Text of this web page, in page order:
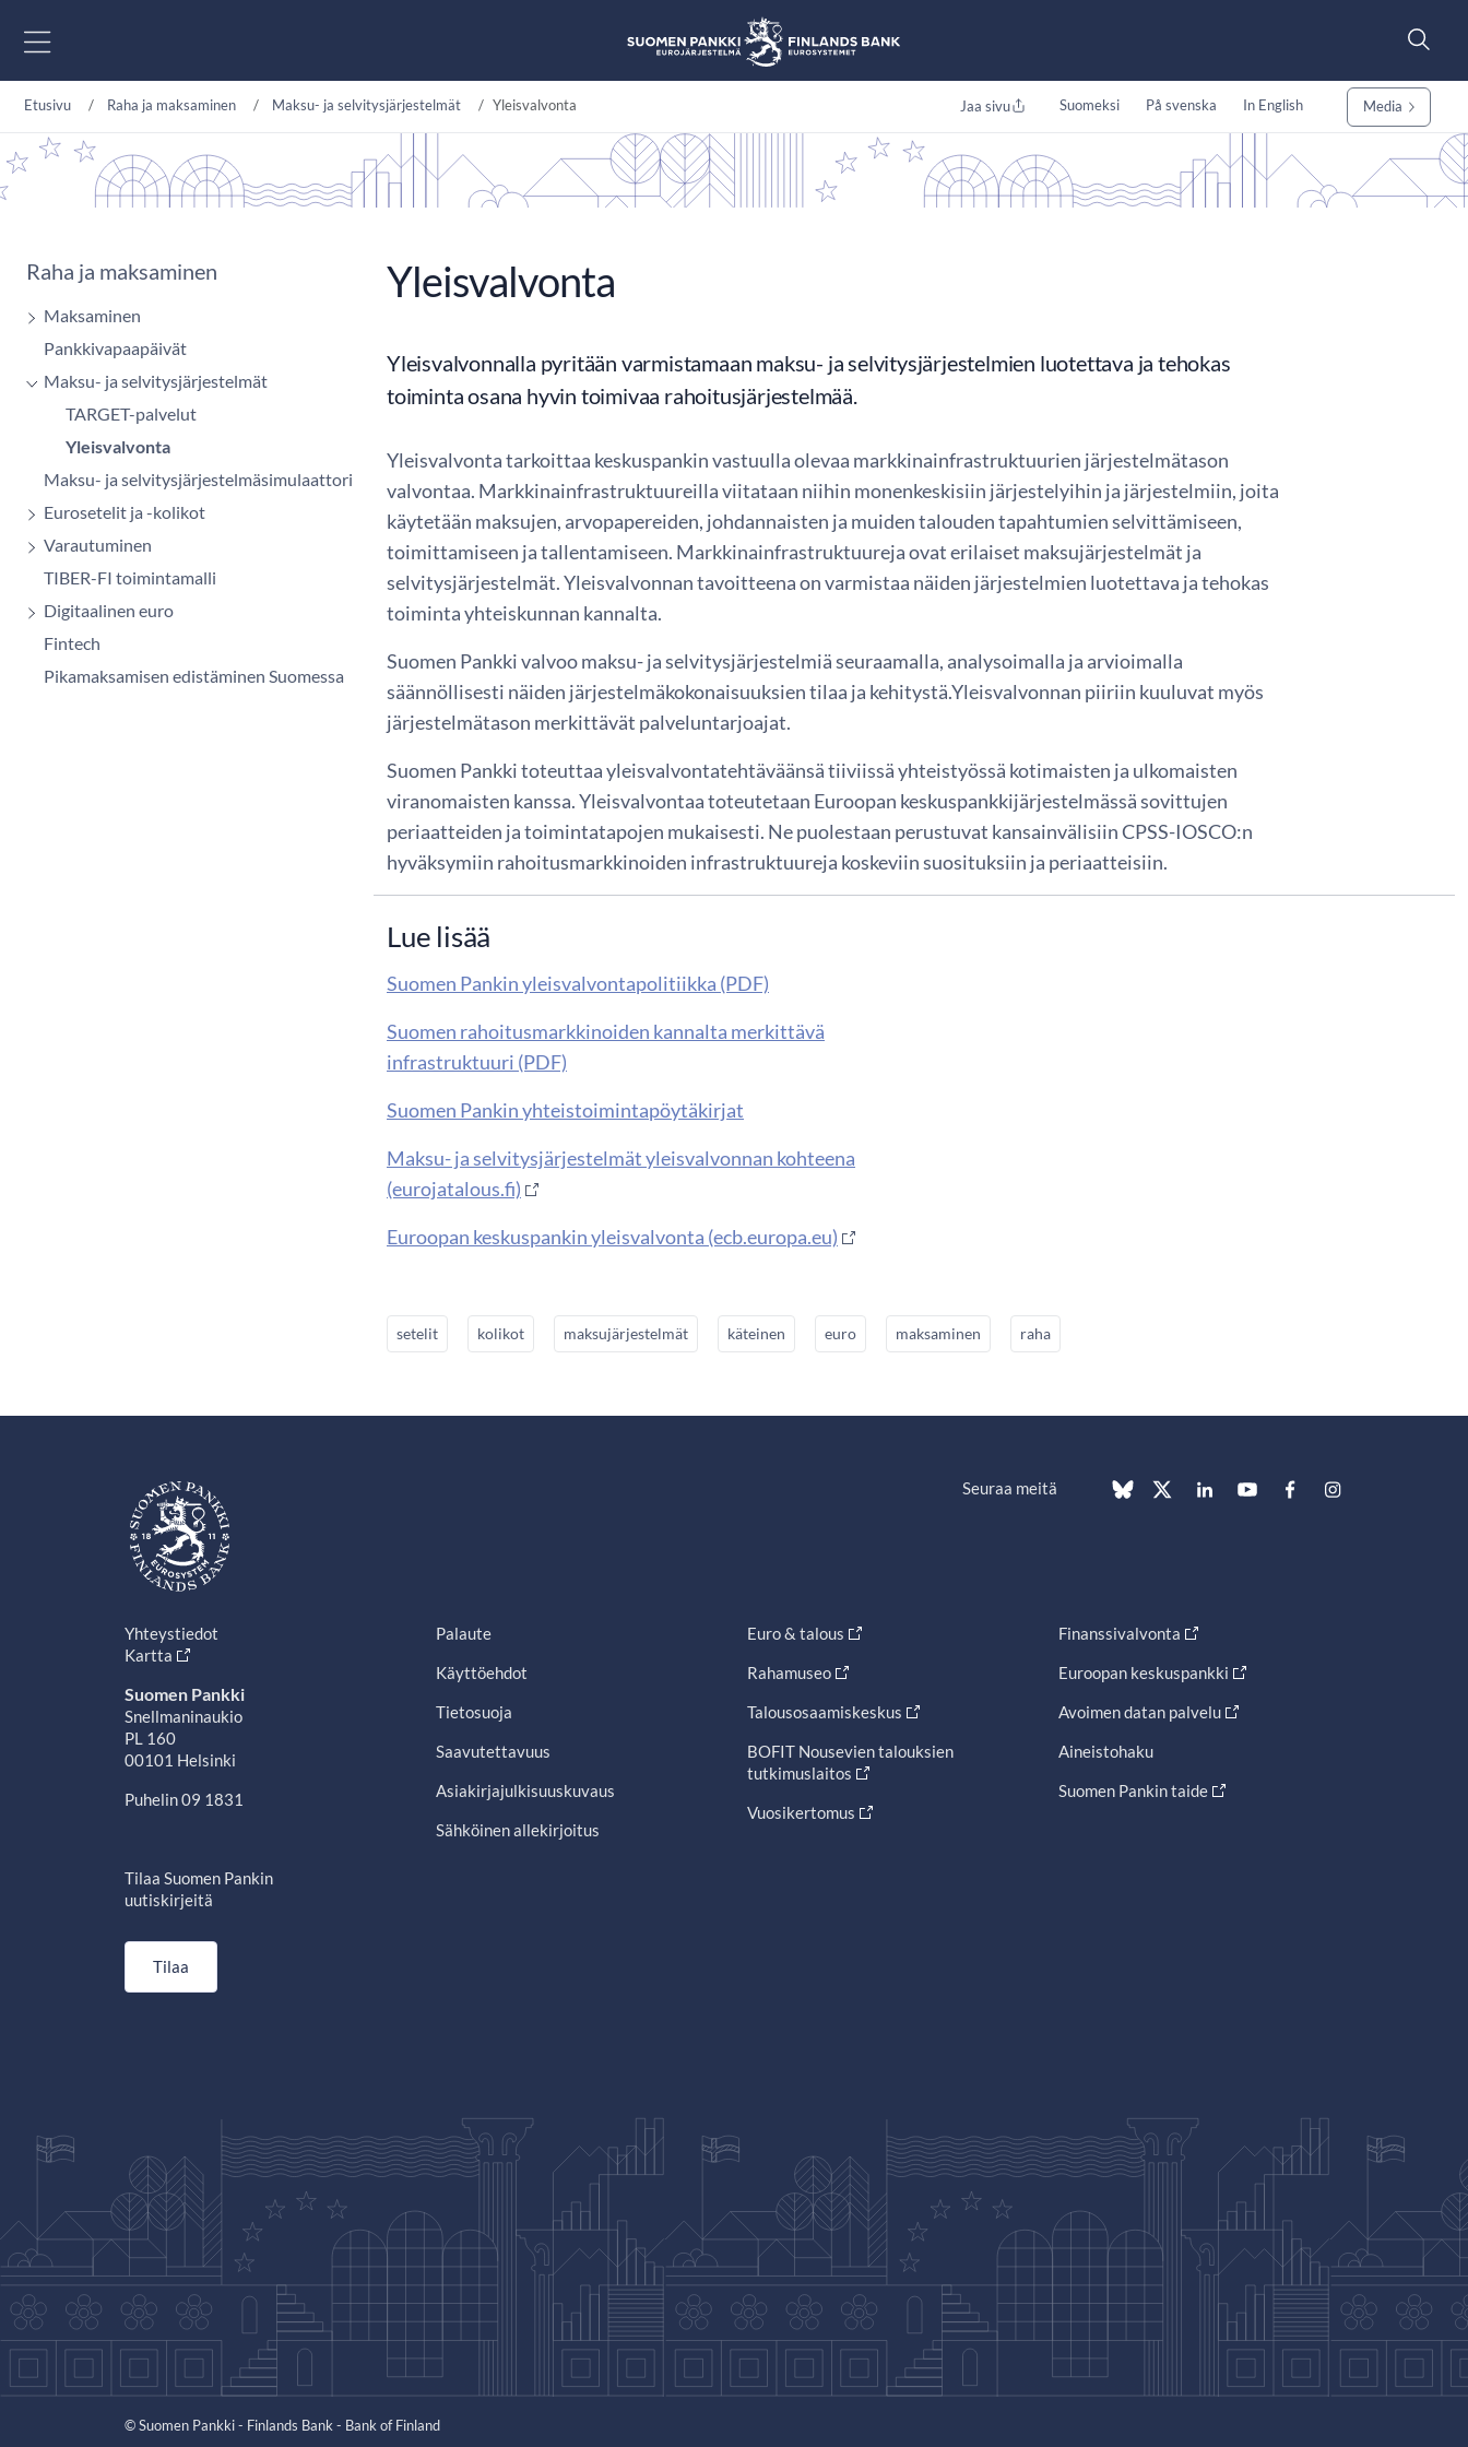
Etusivu Raha ja maksaminen Maksu- ja selvitysjärjestelmät Yleisvalvonta Jaa sivu Suomeksi På svenska In English Media
Raha ja maksaminen
Maksaminen
Pankkivapaapäivät
Maksu- ja selvitysjärjestelmät
TARGET-palvelut
Yleisvalvonta
Maksu- ja selvitysjärjestelmäsimulaattori
Eurosetelit ja -kolikot
Varautuminen
TIBER-FI toimintamalli
Digitaalinen euro
Fintech
Pikamaksamisen edistäminen Suomessa
Yleisvalvonta
Yleisvalvonnalla pyritään varmistamaan maksu- ja selvitysjärjestelmien luotettava ja tehokas
toiminta osana hyvin toimivaa rahoitusjärjestelmää.
Yleisvalvonta tarkoittaa keskuspankin vastuulla olevaa markkinainfrastruktuurien järjestelmätason
valvontaa. Markkinainfrastruktuureilla viitataan niihin monenkeskisiin järjestelyihin ja järjestelmiin, joita
käytetään maksujen, arvopapereiden, johdannaisten ja muiden talouden tapahtumien selvittämiseen,
toimittamiseen ja tallentamiseen. Markkinainfrastruktuureja ovat erilaiset maksujärjestelmät ja
selvitysjärjestelmät. Yleisvalvonnan tavoitteena on varmistaa näiden järjestelmien luotettava ja tehokas
toiminta yhteiskunnan kannalta.
Suomen Pankki valvoo maksu- ja selvitysjärjestelmiä seuraamalla, analysoimalla ja arvioimalla
säännöllisesti näiden järjestelmäkokonaisuuksien tilaa ja kehitystä.Yleisvalvonnan piiriin kuuluvat myös
järjestelmätason merkittävät palveluntarjoajat.
Suomen Pankki toteuttaa yleisvalvontatehtäväänsä tiiviissä yhteistyössä kotimaisten ja ulkomaisten
viranomaisten kanssa. Yleisvalvontaa toteutetaan Euroopan keskuspankkijärjestelmässä sovittujen
periaatteiden ja toimintatapojen mukaisesti. Ne puolestaan perustuvat kansainvälisiin CPSS-IOSCO:n
hyväksymiin rahoitusmarkkinoiden infrastruktuureja koskeviin suosituksiin ja periaatteisiin.
Lue lisää
Suomen Pankin yleisvalvontapolitiikka (PDF)
Suomen rahoitusmarkkinoiden kannalta merkittävä
infrastruktuuri (PDF)
Suomen Pankin yhteistoimintapöytäkirjat
Maksu- ja selvitysjärjestelmät yleisvalvonnan kohteena
(eurojatalous.fi)
Euroopan keskuspankin yleisvalvonta (ecb.europa.eu)
setelit kolikot maksujärjestelmät käteinen euro maksaminen raha
Seuraa meitä
Yhteystiedot
Kartta
Suomen Pankki
Snellmaninaukio
PL 160
00101 Helsinki
Puhelin 09 1831
Tilaa Suomen Pankin
uutiskirjeitä
Tilaa
Palaute
Käyttöehdot
Tietosuoja
Saavutettavuus
Asiakirjajulkisuuskuvaus
Sähköinen allekirjoitus
Euro & talous
Rahamuseo
Talousosaamiskeskus
BOFIT Nousevien talouksien
tutkimuslaitos
Vuosikertomus
Finanssivalvonta
Euroopan keskuspankki
Avoimen datan palvelu
Aineistohaku
Suomen Pankin taide
© Suomen Pankki - Finlands Bank - Bank of Finland